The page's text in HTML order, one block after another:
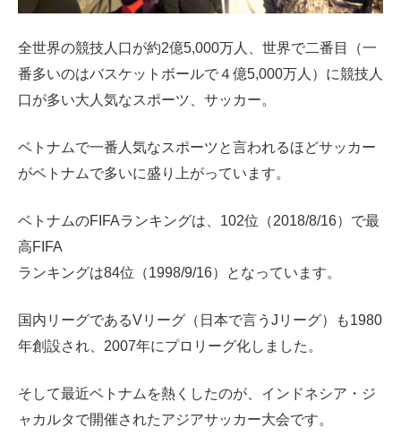
全世界の競技人口が約2億5,000万人、世界で二番目（一
番多いのはバスケットボールで４億5,000万人）に競技人
口が多い大人気なスポーツ、サッカー。
ベトナムで一番人気なスポーツと言われるほどサッカー
がベトナムで多いに盛り上がっています。
ベトナムのFIFAランキングは、102位（2018/8/16）で最
高FIFA
ランキングは84位（1998/9/16）となっています。
国内リーグであるVリーグ（日本で言うJリーグ）も1980
年創設され、2007年にプロリーグ化しました。
そして最近ベトナムを熱くしたのが、インドネシア・ジ
ャカルタで開催されたアジアサッカー大会です。